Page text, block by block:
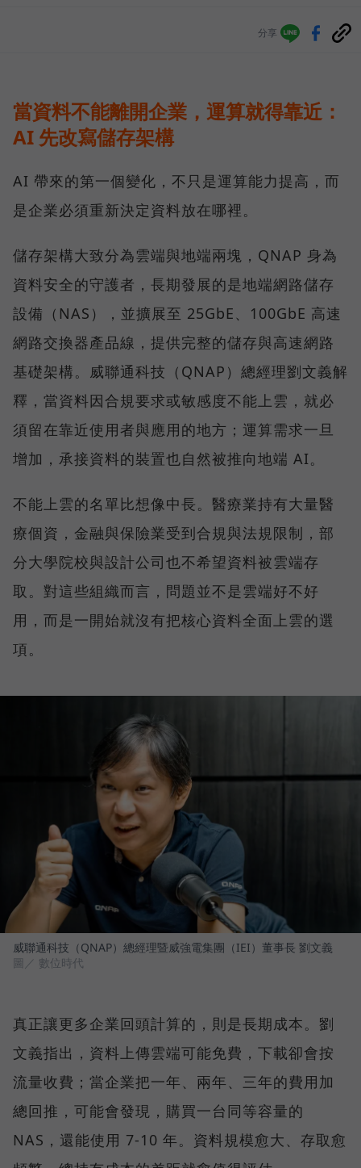
分享
當資料不能離開企業，運算就得靠近：
AI 先改寫儲存架構
AI 帶來的第一個變化，不只是運算能力提高，而
是企業必須重新決定資料放在哪裡。
儲存架構大致分為雲端與地端兩塊，QNAP 身為
資料安全的守護者，長期發展的是地端網路儲存
設備（NAS），並擴展至 25GbE、100GbE 高速
網路交換器產品線，提供完整的儲存與高速網路
基礎架構。威聯通科技（QNAP）總經理劉文義解
釋，當資料因合規要求或敏感度不能上雲，就必
須留在靠近使用者與應用的地方；運算需求一旦
增加，承接資料的裝置也自然被推向地端 AI。
不能上雲的名單比想像中長。醫療業持有大量醫
療個資，金融與保險業受到合規與法規限制，部
分大學院校與設計公司也不希望資料被雲端存
取。對這些組織而言，問題並不是雲端好不好
用，而是一開始就沒有把核心資料全面上雲的選
項。
威聯通科技（QNAP）總經理暨威強電集團（IEI）董事長 劉文義
圖／ 數位時代
真正讓更多企業回頭計算的，則是長期成本。劉
文義指出，資料上傳雲端可能免費，下載卻會按
流量收費；當企業把一年、兩年、三年的費用加
總回推，可能會發現，購買一台同等容量的
NAS，還能使用 7-10 年。資料規模愈大、存取愈